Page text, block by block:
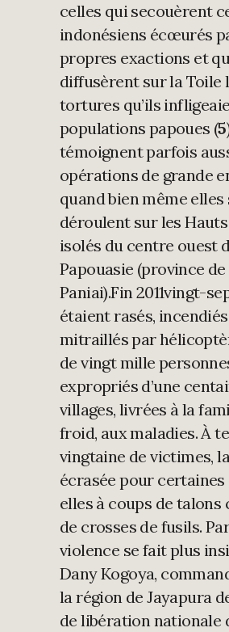
celles qui secouèrent
indonésiens écœurés
propres exactions et
diffusèrent sur la Toile
tortures qu’ils
populations papoues (5
témoignent parfois
opérations de grande
quand bien même elles
déroulent sur les
isolés du centre ouest
Papouasie (province de
Paniai).Fin 2011vingt-
étaient rasés,
mitraillés par
de vingt mille
expropriés d’une
villages, livrées à la
froid, aux maladies. À
vingtaine de victimes,
écrasée pour certaines
elles à coups de talons
de crosses de fusils.
violence se fait plus
Dany Kogoya,
la région de Jayapura
de libération nationale